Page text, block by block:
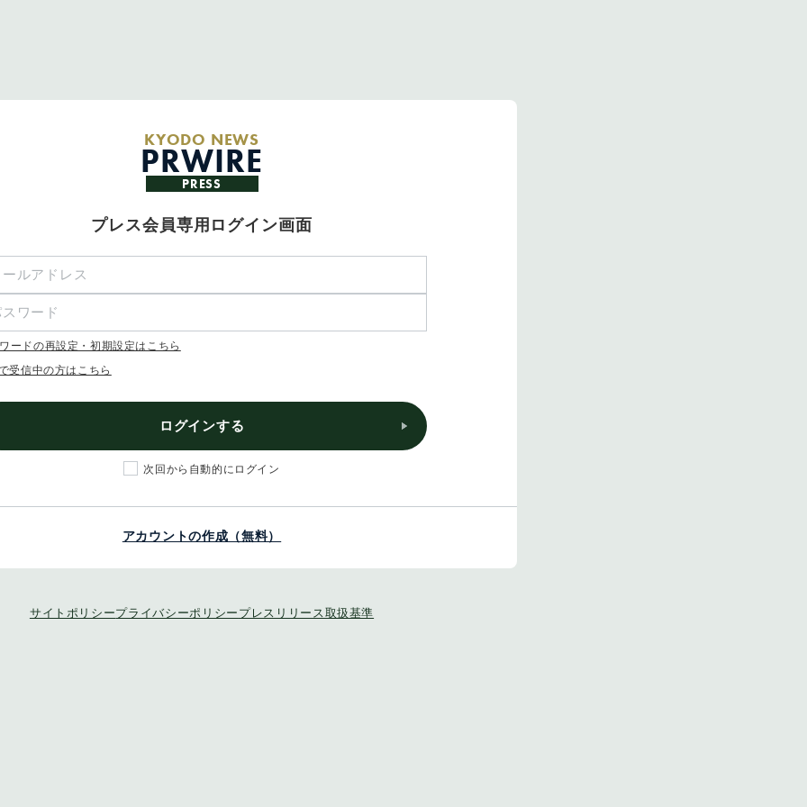
KYODO NEWS
PRWIRE
PRESS
プレス会員専用ログイン画面
ードの再設定・初期設定はこちら
受信中の方はこちら
ログインする
次回から自動的にログイン
アカウントの作成（無料）
サイトポリシープライバシーポリシー プレスリリース取扱基準